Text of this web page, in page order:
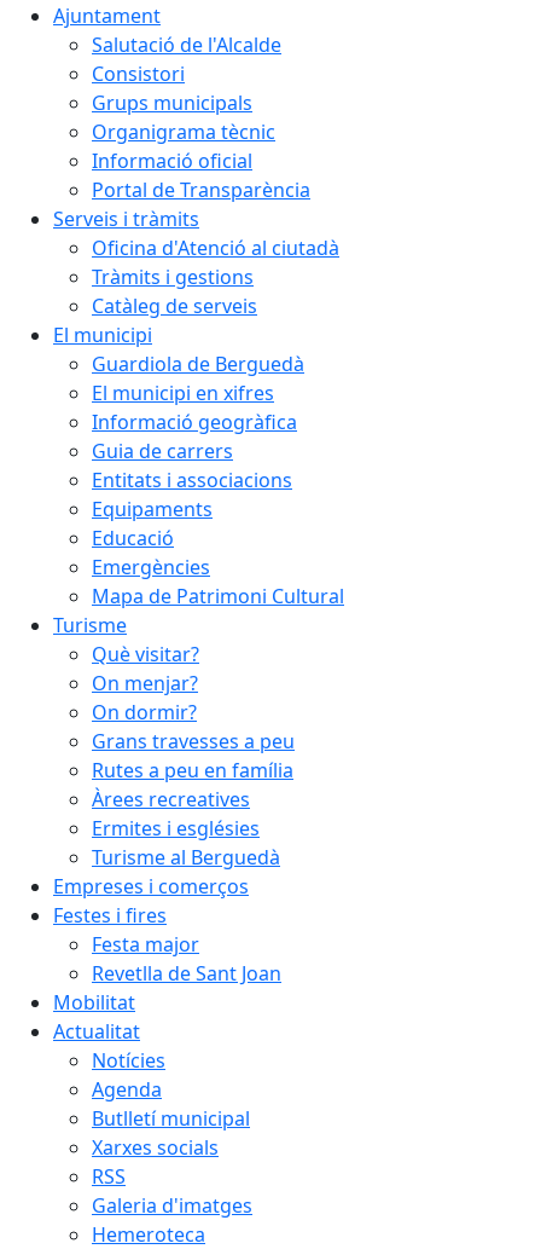
Ajuntament
Salutació de l'Alcalde
Consistori
Grups municipals
Organigrama tècnic
Informació oficial
Portal de Transparència
Serveis i tràmits
Oficina d'Atenció al ciutadà
Tràmits i gestions
Catàleg de serveis
El municipi
Guardiola de Berguedà
El municipi en xifres
Informació geogràfica
Guia de carrers
Entitats i associacions
Equipaments
Educació
Emergències
Mapa de Patrimoni Cultural
Turisme
Què visitar?
On menjar?
On dormir?
Grans travesses a peu
Rutes a peu en família
Àrees recreatives
Ermites i esglésies
Turisme al Berguedà
Empreses i comerços
Festes i fires
Festa major
Revetlla de Sant Joan
Mobilitat
Actualitat
Notícies
Agenda
Butlletí municipal
Xarxes socials
RSS
Galeria d'imatges
Hemeroteca